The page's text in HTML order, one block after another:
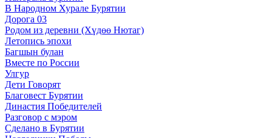
В Народном Хурале Бурятии
Дорога 03
Родом из деревни (Хүдөө Нютаг)
Летопись эпохи
Багшын булан
Вместе по России
Улгур
Дети Говорят
Благовест Бурятии
Династия Победителей
Разговор с мэром
Сделано в Бурятии